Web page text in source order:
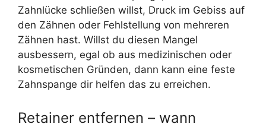
Zahnlücke schließen willst, Druck im Gebiss auf
den Zähnen oder Fehlstellung von mehreren
Zähnen hast. Willst du diesen Mangel
ausbessern, egal ob aus medizinischen oder
kosmetischen Gründen, dann kann eine feste
Zahnspange dir helfen das zu erreichen.
Retainer entfernen – wann